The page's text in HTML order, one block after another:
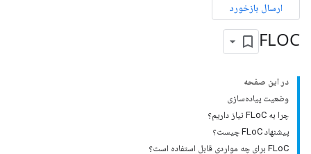
ارسال بازخورد
FLOC
در این صفحه
وضعیت پیاده‌سازی
چرا به FLoC نیاز داریم؟
پیشنهاد FLoC چیست؟
FLoC برای چه مواردی قابل استفاده است؟